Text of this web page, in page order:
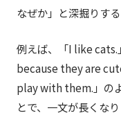
なぜか」と深掘りす
例えば、「I like
because they are
play with them.」の
とで、一文が長くなり